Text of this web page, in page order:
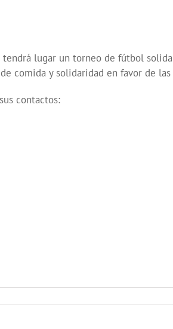
lugar un torneo de fútbol
comida y solidaridad en favor de
contactos: